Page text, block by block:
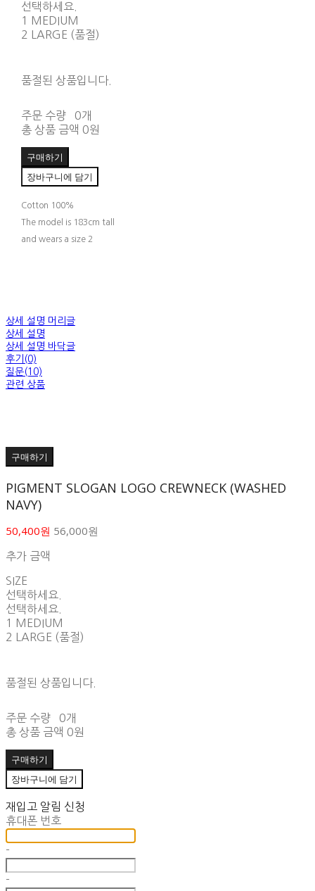
선택하세요.
1 MEDIUM
2 LARGE (품절)
품절된 상품입니다.
주문 수량
0개
총 상품 금액 0원
구매하기
장바구니에 담기
Cotton 100%
The model is 183cm tall
and wears a size 2
상세 설명 머리글
상세 설명
상세 설명 바닥글
후기(0)
질문(10)
관련 상품
구매하기
PIGMENT SLOGAN LOGO CREWNECK (WASHED
NAVY)
50,400원 56,000원
추가 금액
SIZE
선택하세요.
선택하세요.
1 MEDIUM
2 LARGE (품절)
품절된 상품입니다.
주문 수량
0개
총 상품 금액 0원
구매하기
장바구니에 담기
재입고 알림 신청
휴대폰 번호
-
-